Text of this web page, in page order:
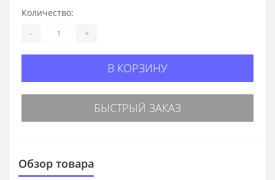
Количество:
- +
В КОРЗИНУ
БЫСТРЫЙ ЗАКАЗ
Обзор товара